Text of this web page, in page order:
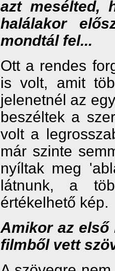
azt mesélted,
halálakor
mondtál fel...
Ott a rendes
is volt, amit
jelenetnél az
beszéltek a
volt a
már szinte
nyíltak meg
látnunk, a
értékelhető kép.
Amikor az első
filmből vett